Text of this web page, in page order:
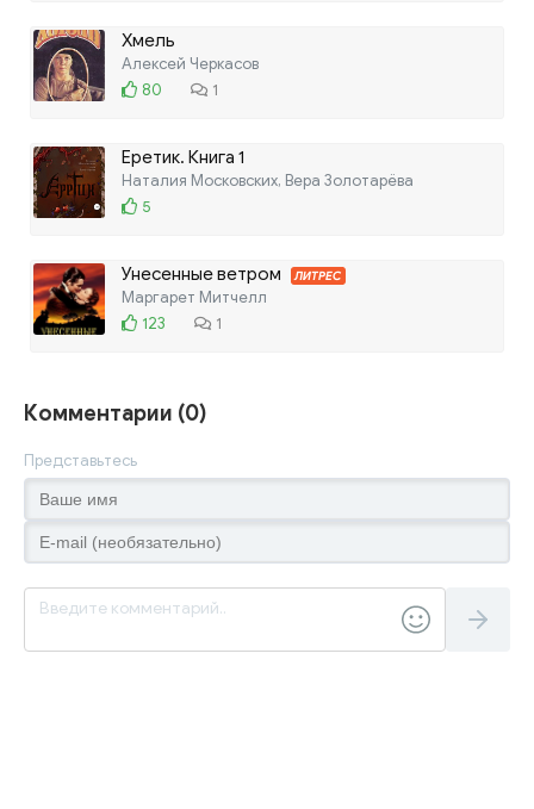
Хмель
Алексей Черкасов
80
1
Еретик. Книга 1
Наталия Московских, Вера Золотарёва
5
Унесенные ветром ЛИТРЕС
Маргарет Митчелл
123
1
Комментарии (0)
Представьтесь